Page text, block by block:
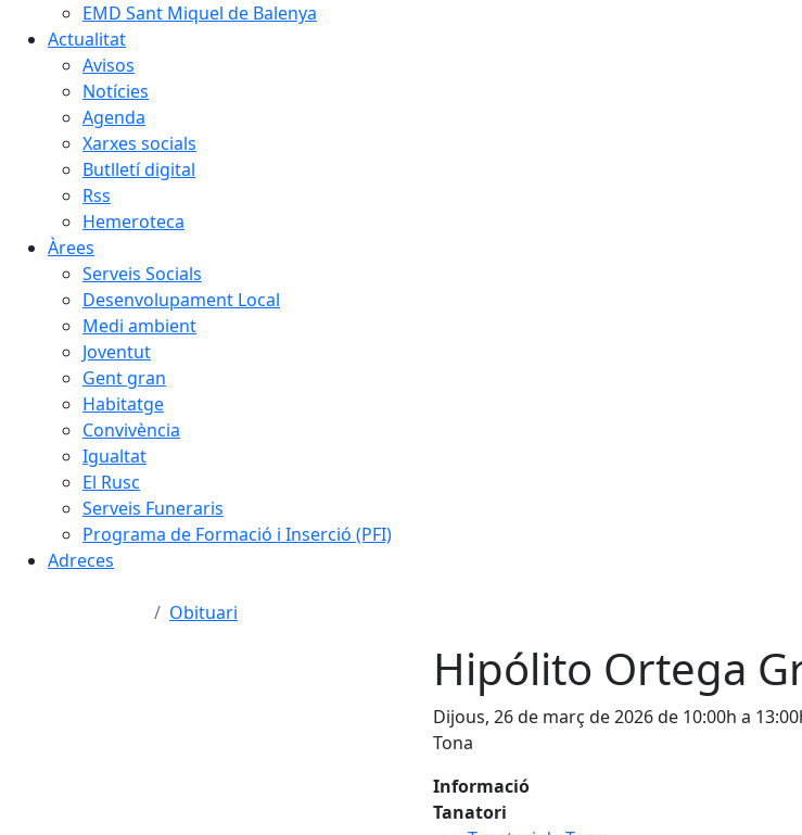
EMD Sant Miquel de Balenya
Actualitat
Avisos
Notícies
Agenda
Xarxes socials
Butlletí digital
Rss
Hemeroteca
Àrees
Serveis Socials
Desenvolupament Local
Medi ambient
Joventut
Gent gran
Habitatge
Convivència
Igualtat
El Rusc
Serveis Funeraris
Programa de Formació i Inserció (PFI)
Adreces
Obituari
Hipólito Ortega
Dijous, 26 de març de 2026 de 10:00h a
Tona
Informació
Tanatori